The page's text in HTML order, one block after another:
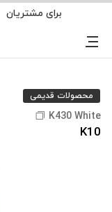
برای مشتریان
محصولات قدیمی
K430 White
K10